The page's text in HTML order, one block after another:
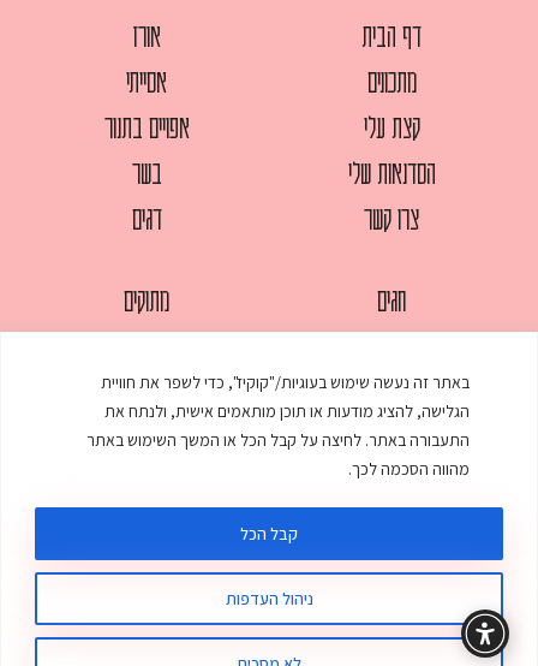
באתר זה נעשה שימוש בעוגיות/"קוקיז", כדי לשפר את חוויית
הגלישה, להציג מודעות או תוכן מותאמים אישית, ולנתח את
התעבורה באתר. לחיצה על קבל הכל או המשך השימוש באתר
מהווה הסכמה לכך.
ניהול העדפות
קבל הכל
דף הבית
מתכונים
קצת עלי
הסדנאות שלי
צרו קשר
אורז
אסייתי
אפויים בתנור
בשר
דגים
חגים
מאפים
ממולאים
מרקים
מתוקים
עוגות
עוף
© כל הזכויות שמורות לענת אלישע | עיצוב ובניית אתר
תקנון האתר מדיניות פרטיות